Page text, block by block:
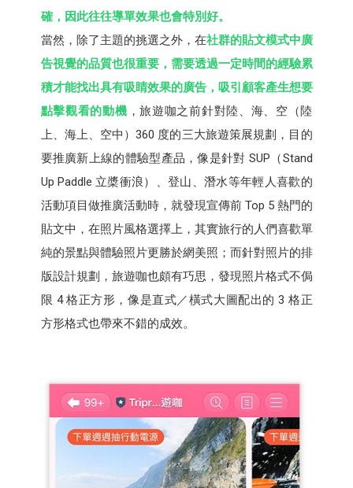
確，因此往往導單效果也會特別好。
當然，除了主題的挑選之外，在社群的貼文模式中廣
告視覺的品質也很重要，需要透過一定時間的經驗累
積才能找出具有吸睛效果的廣告，吸引顧客產生想要
點擊觀看的動機 ，旅遊咖之前針對陸、海、空（陸
上、海上、空中）360 度的三大旅遊策展規劃，目的
要推廣新上線的體驗型產品，像是針對 SUP（Stand
Up Paddle 立槳衝浪）、登山、潛水等年輕人喜歡的
活動項目做推廣活動時，就發現宣傳前 Top 5 熱門的
貼文中，在照片風格選擇上，其實旅行的人們喜歡單
純的景點與體驗照片更勝於網美照；而針對照片的排
版設計規劃，旅遊咖也頗有巧思，發現照片格式不侷
限 4 格正方形，像是直式／橫式大圖配出的 3 格正
方形格式也帶來不錯的成效。